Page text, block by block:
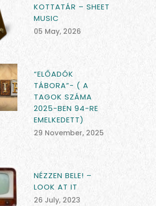
KOTTATÁR – SHEET
MUSIC
05 May, 2026
“ELŐADÓK
TÁBORA”- ( A
TAGOK SZÁMA
2025-BEN 94-RE
EMELKEDETT)
29 November, 2025
NÉZZEN BELE! –
LOOK AT IT
26 July, 2023